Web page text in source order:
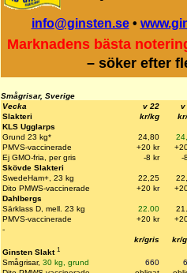
info@ginsten.se•
Marknadens bästa
– söker efter
Smågrisar, Sverige
Vecka
v 22
v
Slakteri
kr/kg
KLS Ugglarps
Grund 23 kg*
24,80
PMVS-vaccinerade
+20 kr
Ej GMO-fria, per gris
-8 kr
-
Skövde Slakteri
SwedeHam+, 23 kg
22,25
Dito PMWS-vaccinerade
+20 kr
Dahlbergs
Särklass D, mell. 23 kg
22.00
PMVS-vaccinerade
+20 kr
-
kr/gris
kr/
Ginsten Slakt 1
Smågrisar, 30 kg, grund 660